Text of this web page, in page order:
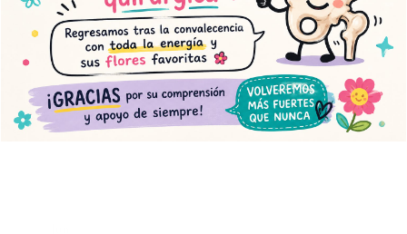
10 11 12 13 15 16
17 18 19 20 21 22 23